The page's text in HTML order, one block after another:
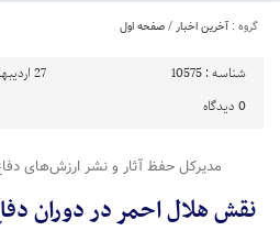
گروه : آخرین اخبار / صفحه اول
شناسه : 10575
27 اردیبهشت 1401 - 7:50
0 دیدگاه
مدیرکل حفظ آثار و نشر ارزش‌های
نقش هلال احمر در دوران